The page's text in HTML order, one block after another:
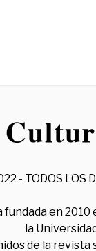
- TODOS LOS
fundada en
la
de la revista